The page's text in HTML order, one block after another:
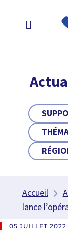
Accueil
lance
05 JUILLET 2022